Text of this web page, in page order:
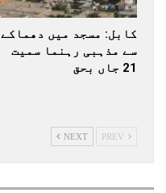
کابل: مسجد میں دھماکے
سے مذہبی رہنما سمیت
21 جاں بحق
NEXT